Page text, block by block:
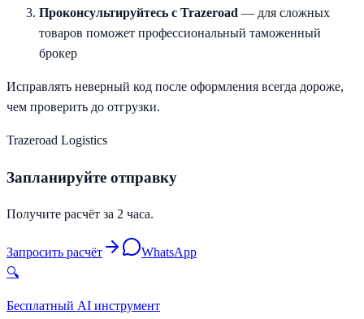
Проконсультируйтесь с Trazeroad — для сложных
товаров поможет профессиональный таможенный
брокер
Исправлять неверный код после оформления всегда дороже,
чем проверить до отгрузки.
Trazeroad Logistics
Запланируйте отправку
Получите расчёт за 2 часа.
Запросить расчёт
WhatsApp
🔍
Бесплатный AI инструмент